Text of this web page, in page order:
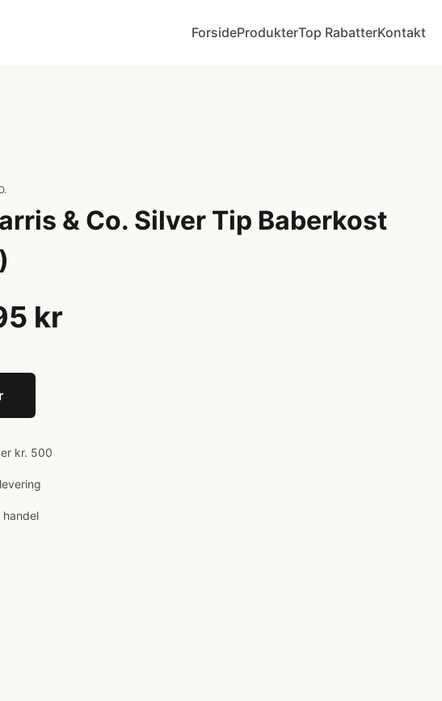
ForsideProdukterTop RabatterKontakt
& Co. Silver Tip Baberkost
kr
kr. 500
handel